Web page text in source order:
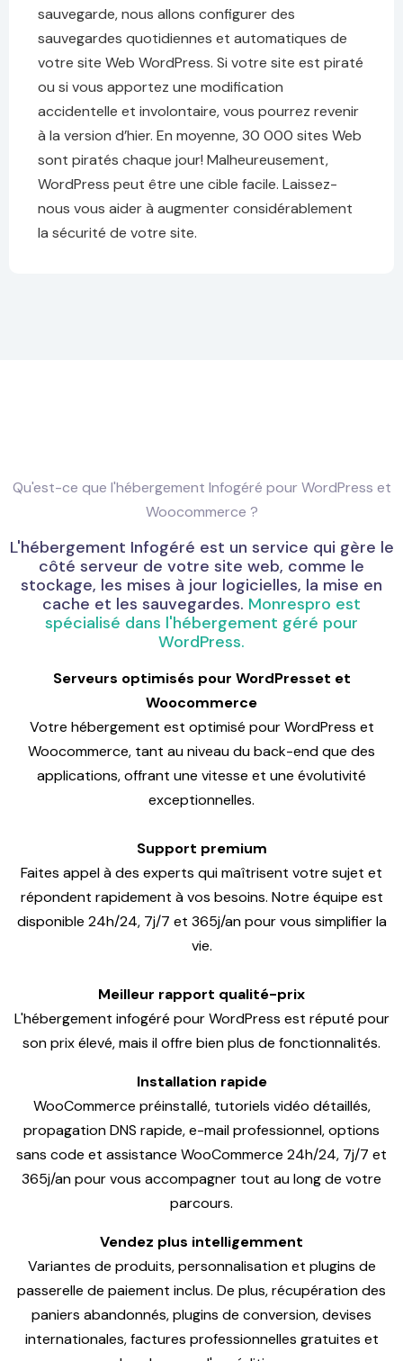
sauvegarde, nous allons configurer des
sauvegardes quotidiennes et automatiques de
votre site Web WordPress. Si votre site est piraté
ou si vous apportez une modification
accidentelle et involontaire, vous pourrez revenir
à la version d’hier. En moyenne, 30 000 sites Web
sont piratés chaque jour! Malheureusement,
WordPress peut être une cible facile. Laissez-
nous vous aider à augmenter considérablement
la sécurité de votre site.
Qu'est-ce que l'hébergement Infogéré pour WordPress et
Woocommerce ?
L'hébergement Infogéré est un service qui gère le
côté serveur de votre site web, comme le
stockage, les mises à jour logicielles, la mise en
cache et les sauvegardes. Monrespro est
spécialisé dans l'hébergement géré pour
WordPress.
Serveurs optimisés pour WordPresset et
Woocommerce
Votre hébergement est optimisé pour WordPress et
Woocommerce, tant au niveau du back-end que des
applications, offrant une vitesse et une évolutivité
exceptionnelles.
Support premium
Faites appel à des experts qui maîtrisent votre sujet et
répondent rapidement à vos besoins. Notre équipe est
disponible 24h/24, 7j/7 et 365j/an pour vous simplifier la
vie.
Meilleur rapport qualité-prix
L'hébergement infogéré pour WordPress est réputé pour
son prix élevé, mais il offre bien plus de fonctionnalités.
Installation rapide
WooCommerce préinstallé, tutoriels vidéo détaillés,
propagation DNS rapide, e-mail professionnel, options
sans code et assistance WooCommerce 24h/24, 7j/7 et
365j/an pour vous accompagner tout au long de votre
parcours.
Vendez plus intelligemment
Variantes de produits, personnalisation et plugins de
passerelle de paiement inclus. De plus, récupération des
paniers abandonnés, plugins de conversion, devises
internationales, factures professionnelles gratuites et